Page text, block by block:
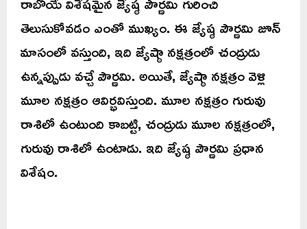
తెలుసుకోవడం ఎంతో ముఖ్యం. ఈ జ్యేష్ఠ పౌర్ణమి జూన్
మాసంలో వస్తుంది, ఇది జ్యేష్ఠా నక్షత్రంలో చంద్రుడు
ఉన్నప్పుడు వచ్చే పౌర్ణమి. అయితే, జ్యేష్ఠా నక్షత్రం వెళ్లి
మూల నక్షత్రం ఆవిర్భవిస్తుంది. మూల నక్షత్రం గురువు
రాశిలో ఉంటుంది కాబట్టి, చంద్రుడు మూల నక్షత్రంలో,
గురువు రాశిలో ఉంటాడు. ఇది జ్యేష్ఠ పౌర్ణమి ప్రధాన
విశేషం.